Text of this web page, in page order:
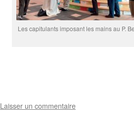
Les capitulants imposant les mains au P.
Laisser un commentaire